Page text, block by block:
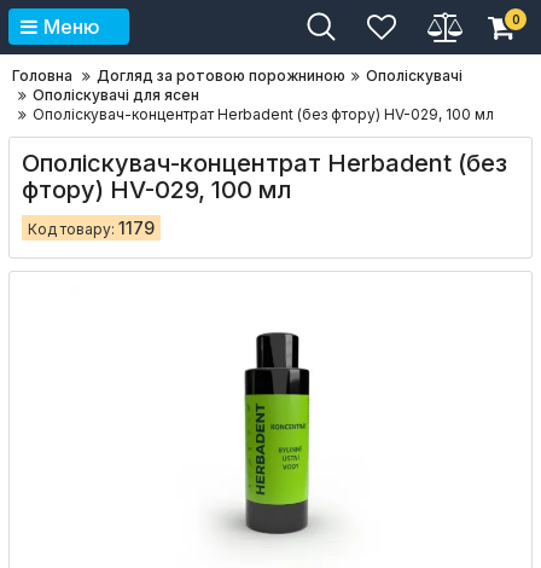
Меню 0
Головна Догляд за ротовою порожниною
Ополіскувачі
Ополіскувачі для ясен
Ополіскувач-концентрат Herbadent (без фтору) HV-029, 100 мл
Ополіскувач-концентрат Herbadent (без
фтору) HV-029, 100 мл
Код товару: 1179